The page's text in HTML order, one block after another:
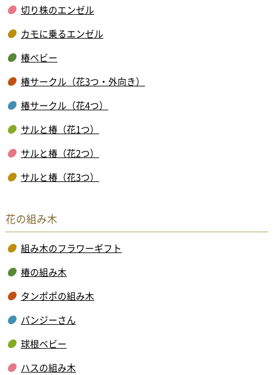
切り株のエンゼル
カモに乗るエンゼル
椿ベビー
椿サークル（花3つ・外向き）
椿サークル（花4つ）
サルと椿（花1つ）
サルと椿（花2つ）
サルと椿（花3つ）
花の組み木
組み木のフラワーギフト
椿の組み木
タンポポの組み木
パンジーさん
球根ベビー
ハスの組み木